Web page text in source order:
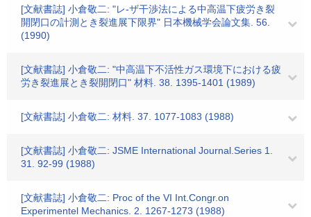
[文献書誌] 小倉敬二: "レ-ザ干渉法による中高温下疲労き裂
開閉口の計測とき裂進展下限界" 日本機械学会論文集. 56.
(1990)
[文献書誌] 小倉敬二: "中高温下不活性ガス環境下における疲
労き裂進展とき裂開閉口" 材料. 38. 1395-1401 (1989)
[文献書誌] 小倉敬二: 材料. 37. 1077-1083 (1988)
[文献書誌] 小倉敬二: JSME International Journal.Series 1.
31. 92-99 (1988)
[文献書誌] 小倉敬二: Proc of the VI Int.Congr.on
Experimentel Mechanics. 2. 1267-1273 (1988)